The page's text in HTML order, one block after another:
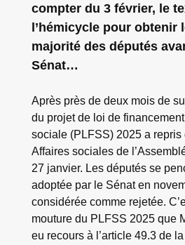
compter du 3 février, le
l’hémicycle pour obtenir
majorité des députés
Sénat…
Après près de deux mois de
du projet de loi de
sociale (PLFSS) 2025 a
Affaires sociales de
27 janvier. Les députés se
adoptée par le Sénat en
considérée comme rejetée.
mouture du PLFSS 2025 que
eu recours à l’article 49.3 de